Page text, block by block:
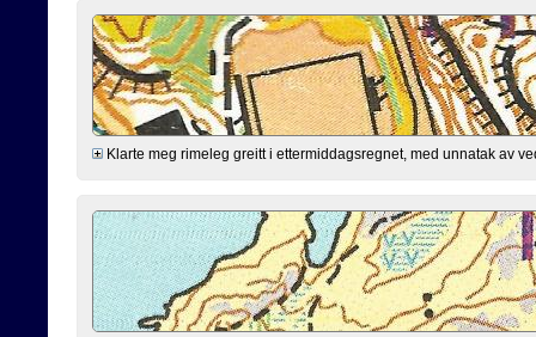
Klarte meg rimeleg greitt i ettermiddagsregnet, med unnatak av